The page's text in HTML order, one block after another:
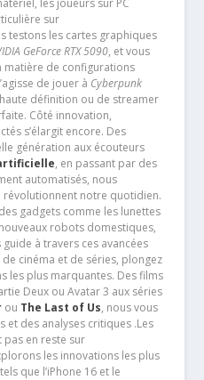
les joueurs sur PC
sur
testons les cartes graphiques
GeForce RTX 5090, et vous
matière de configurations
de jouer à Cyberpunk
définition ou de streamer
Côté innovation,
s’élargit encore. Des
génération aux écouteurs
, en passant par des
automatisés, nous
notre quotidien.
gadgets comme les lunettes
robots domestiques,
à travers ces avancées
cinéma et de séries, plongez
les plus marquantes. Des films
Deux ou Avatar 3 aux séries
ou The Last of Us, nous vous
des analyses critiques .Les
pas en reste sur
les innovations les plus
que l’iPhone 16 et le